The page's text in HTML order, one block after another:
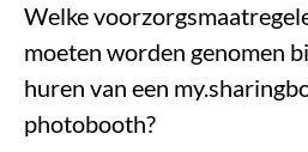
Welke
moeten worden genomen
huren van een
photobooth?